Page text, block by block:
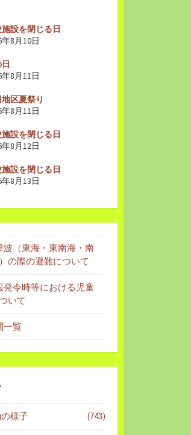
設を閉じる日
年8月10日
年8月11日
区夏祭り
年8月11日
設を閉じる日
年8月12日
設を閉じる日
年8月13日
波（東海・東南海・南
の際の避難について
発令時等における児童
いて
一覧
様子 (743)